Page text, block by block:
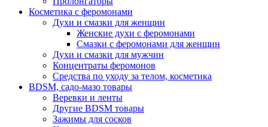
Косметика с феромонами
Духи и смазки для женщин
Женские духи с феромонами
Смазки с феромонами для женщин
Духи и смазки для мужчин
Концентраты феромонов
Средства по уходу за телом, косметика
BDSM, садо-мазо товары
Веревки и ленты
Другие BDSM товары
Зажимы для сосков